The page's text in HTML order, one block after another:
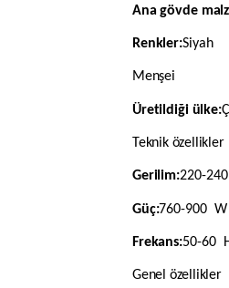
Ana gövde
Renkler:Siyah
Menşei
Üretildiği ülke:
Teknik özellikler
Gerilim:220-
Güç:760-900 W
Frekans:50-60
Genel özellikler